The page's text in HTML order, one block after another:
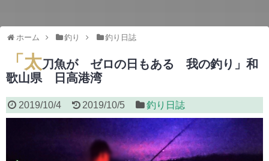
ホーム 釣り 釣り日誌
「太刀魚が ゼロの日もある 我の釣り」和
歌山県 日高港湾
2019/10/4 2019/10/5 釣り日誌